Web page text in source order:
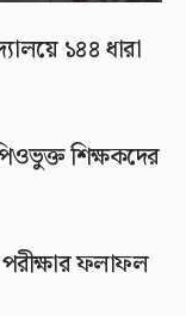
১৪৪ ধারা
শিক্ষকদের
ফলাফল